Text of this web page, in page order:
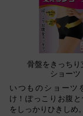
骨盤をきっちり
ショーツ
いつものショーツ
け！ぽっこりお腹と
をしっかりひきしめ。